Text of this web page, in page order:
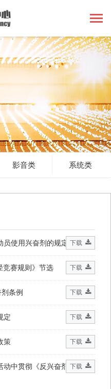
影音类 系统类
使用兴奋剂的规定 下载
竞赛规则》节选 下载
条例 下载
定 下载
策 下载
动中贯彻《反兴奋剂条例》
下载